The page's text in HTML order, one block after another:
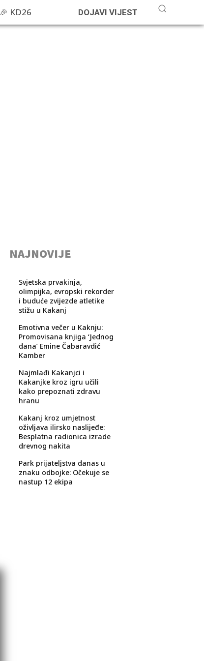
🎉 KD26 DOJAVI VIJEST
NAJNOVIJE
Svjetska prvakinja,
olimpijka, evropski rekorder
i buduće zvijezde atletike
stižu u Kakanj
Emotivna večer u Kaknju:
Promovisana knjiga ‘Jednog
dana’ Emine Čabaravdić
Kamber
Najmlađi Kakanjci i
Kakanjke kroz igru učili
kako prepoznati zdravu
hranu
Kakanj kroz umjetnost
oživljava ilirsko naslijeđe:
Besplatna radionica izrade
drevnog nakita
Park prijateljstva danas u
znaku odbojke: Očekuje se
nastup 12 ekipa